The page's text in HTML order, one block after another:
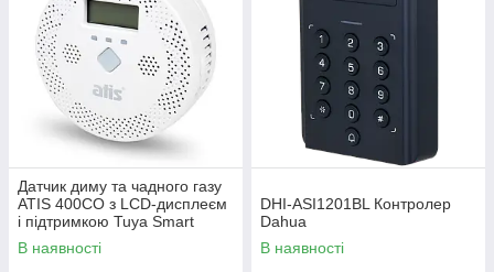
Датчик диму та чадного газу
ATIS 400CO з LCD-дисплеєм
і підтримкою Tuya Smart
В наявності
DHI-ASI1201BL Контролер
Dahua
В наявності